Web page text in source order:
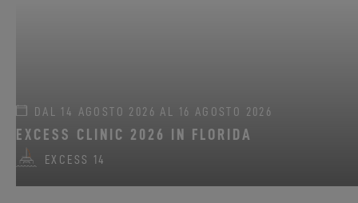
DAL 14 AGOSTO 2026 AL 16 AGOSTO 2026
EXCESS CLINIC 2026 IN FLORIDA
EXCESS 14